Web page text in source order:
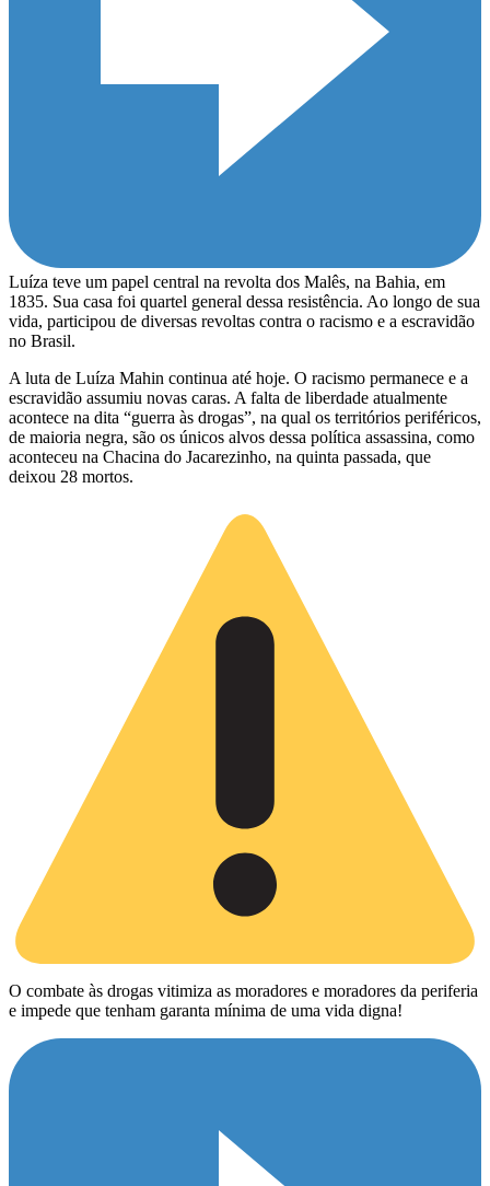
Luíza teve um papel central na revolta dos Malês, na Bahia, em
1835. Sua casa foi quartel general dessa resistência. Ao longo de sua
vida, participou de diversas revoltas contra o racismo e a escravidão
no Brasil.
A luta de Luíza Mahin continua até hoje. O racismo permanece e a
escravidão assumiu novas caras. A falta de liberdade atualmente
acontece na dita “guerra às drogas”, na qual os territórios periféricos,
de maioria negra, são os únicos alvos dessa política assassina, como
aconteceu na Chacina do Jacarezinho, na quinta passada, que
deixou 28 mortos.
O combate às drogas vitimiza as moradores e moradores da periferia
e impede que tenham garanta mínima de uma vida digna!